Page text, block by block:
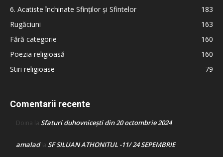
6. Acatiste închinate Sfinților și Sfintelor
183
Rugăciuni
163
Fără categorie
160
Poezia religioasă
160
Stiri religioase
79
Comentarii recente
Doina la Sfaturi duhovnicești din 20 octombrie 2024
amaladla SF SILUAN ATHONITUL -11/ 24 SEPEMBRIE